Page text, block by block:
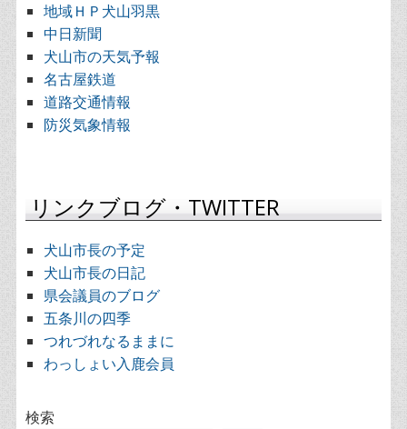
地域ＨＰ犬山羽黒
中日新聞
犬山市の天気予報
名古屋鉄道
道路交通情報
防災気象情報
リンクブログ・TWITTER
犬山市長の予定
犬山市長の日記
県会議員のブログ
五条川の四季
つれづれなるままに
わっしょい入鹿会員
検索